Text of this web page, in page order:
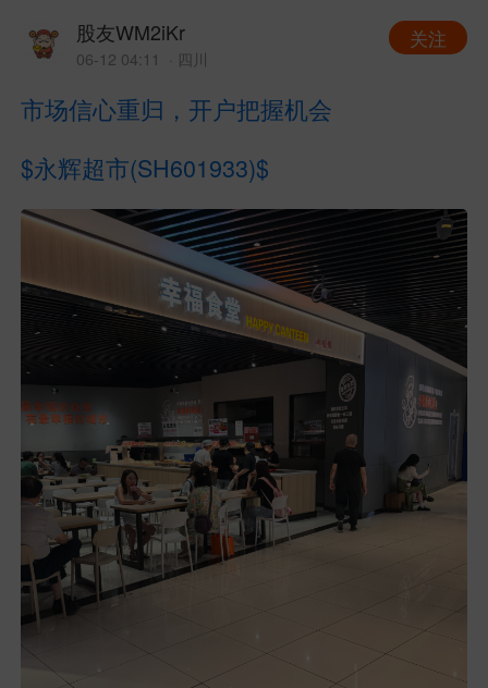
股友WM2iKr
06-12 04:11 · 四川
关注
市场信心重归，开户把握机会
$永辉超市(SH601933)$